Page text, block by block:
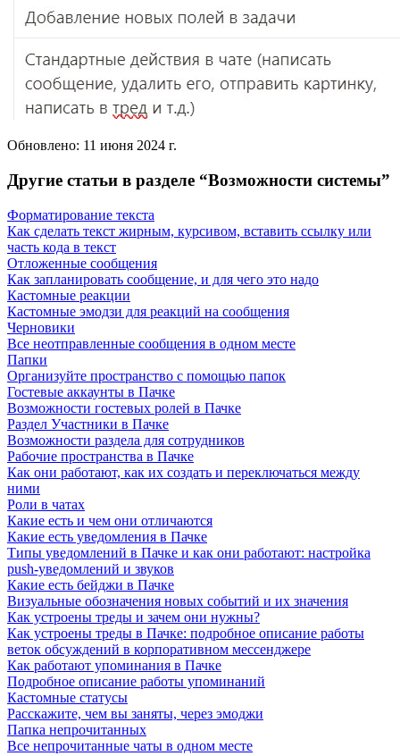
Обновлено: 11 июня 2024 г.
Другие статьи в разделе “Возможности системы”
Форматирование текста
Как сделать текст жирным, курсивом, вставить ссылку или
часть кода в текст
Отложенные сообщения
Как запланировать сообщение, и для чего это надо
Кастомные реакции
Кастомные эмодзи для реакций на сообщения
Черновики
Все неотправленные сообщения в одном месте
Папки
Организуйте пространство с помощью папок
Гостевые аккаунты в Пачке
Возможности гостевых ролей в Пачке
Раздел Участники в Пачке
Возможности раздела для сотрудников
Рабочие пространства в Пачке
Как они работают, как их создать и переключаться между
ними
Роли в чатах
Какие есть и чем они отличаются
Какие есть уведомления в Пачке
Типы уведомлений в Пачке и как они работают: настройка
push-уведомлений и звуков
Какие есть бейджи в Пачке
Визуальные обозначения новых событий и их значения
Как устроены треды и зачем они нужны?
Как устроены треды в Пачке: подробное описание работы
веток обсуждений в корпоративном мессенджере
Как работают упоминания в Пачке
Подробное описание работы упоминаний
Кастомные статусы
Расскажите, чем вы заняты, через эмоджи
Папка непрочитанных
Все непрочитанные чаты в одном месте